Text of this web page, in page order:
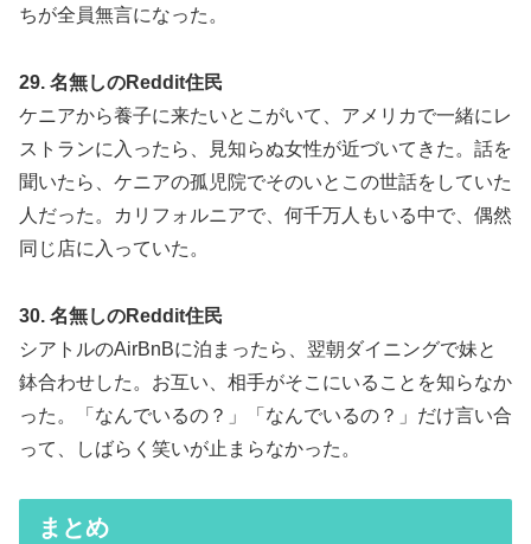
ちが全員無言になった。
29. 名無しのReddit住民
ケニアから養子に来たいとこがいて、アメリカで一緒にレ
ストランに入ったら、見知らぬ女性が近づいてきた。話を
聞いたら、ケニアの孤児院でそのいとこの世話をしていた
人だった。カリフォルニアで、何千万人もいる中で、偶然
同じ店に入っていた。
30. 名無しのReddit住民
シアトルのAirBnBに泊まったら、翌朝ダイニングで妹と
鉢合わせした。お互い、相手がそこにいることを知らなか
った。「なんでいるの？」「なんでいるの？」だけ言い合
って、しばらく笑いが止まらなかった。
まとめ